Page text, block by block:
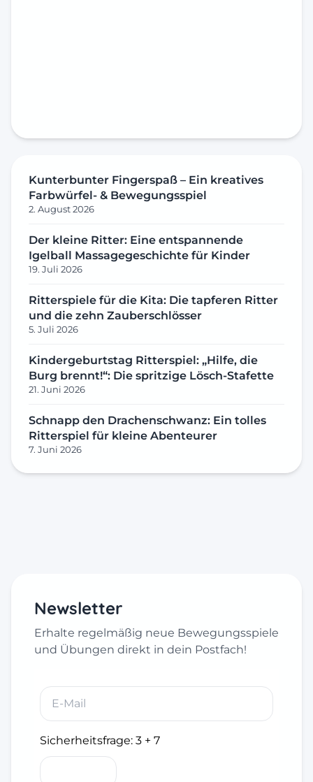
Kunterbunter Fingerspaß – Ein kreatives
Farbwürfel- & Bewegungsspiel
2. August 2026
Der kleine Ritter: Eine entspannende
Igelball Massagegeschichte für Kinder
19. Juli 2026
Ritterspiele für die Kita: Die tapferen Ritter
und die zehn Zauberschlösser
5. Juli 2026
Kindergeburtstag Ritterspiel: „Hilfe, die
Burg brennt!“: Die spritzige Lösch-Stafette
21. Juni 2026
Schnapp den Drachenschwanz: Ein tolles
Ritterspiel für kleine Abenteurer
7. Juni 2026
Newsletter
Erhalte regelmäßig neue Bewegungsspiele
und Übungen direkt in dein Postfach!
Sicherheitsfrage: 3 + 7